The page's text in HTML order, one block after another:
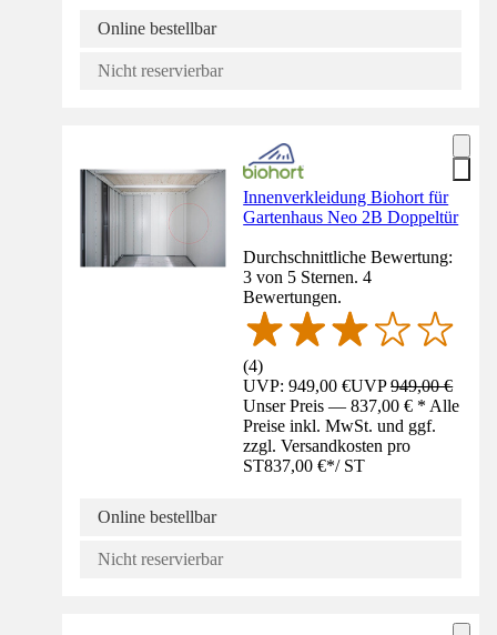
Online bestellbar
Nicht reservierbar
Innenverkleidung Biohort für
Gartenhaus Neo 2B Doppeltür
Durchschnittliche Bewertung:
3 von 5 Sternen. 4
Bewertungen.
(4)
UVP: 949,00 €UVP949,00 €
Unser Preis — 837,00 € * Alle
Preise inkl. MwSt. und ggf.
zzgl. Versandkosten pro
ST837,00 €*/ ST
Online bestellbar
Nicht reservierbar